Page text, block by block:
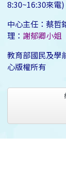
8:30~16:30來電)
中心主任：蔡
理： 謝郁卿小姐
教育部國民及學
心版權所有